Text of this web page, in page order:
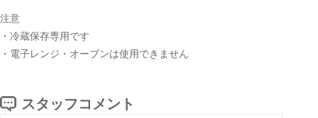
注意
・冷蔵保存専用です
・電子レンジ・オーブンは使用できません
スタッフコメント